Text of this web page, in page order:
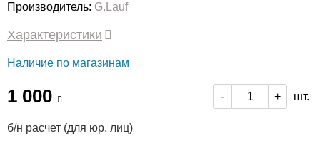
Производитель: G.Lauf
Характеристики
Наличие по магазинам
1 000 - + шт.
б/н расчет (для юр. лиц)